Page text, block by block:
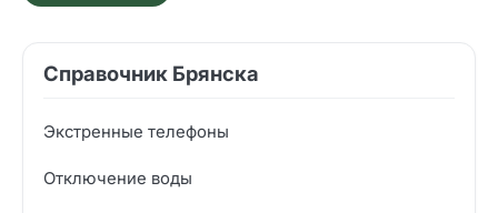
Справочник Брянска
Экстренные телефоны
Отключение воды